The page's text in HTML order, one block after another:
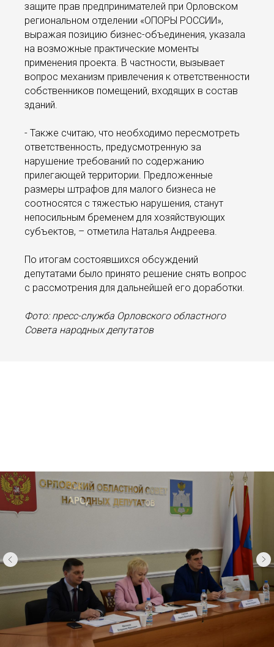
защите прав предпринимателей при Орловском
региональном отделении «ОПОРЫ РОССИИ»,
выражая позицию бизнес-объединения, указала
на возможные практические моменты
применения проекта. В частности, вызывает
вопрос механизм привлечения к ответственности
собственников помещений, входящих в состав
зданий.
- Также считаю, что необходимо пересмотреть
ответственность, предусмотренную за
нарушение требований по содержанию
прилегающей территории. Предложенные
размеры штрафов для малого бизнеса не
соотносятся с тяжестью нарушения, станут
непосильным бременем для хозяйствующих
субъектов, – отметила Наталья Андреева.
По итогам состоявшихся обсуждений
депутатами было принято решение снять вопрос
с рассмотрения для дальнейшей его доработки.
Фото: пресс-служба Орловского областного
Совета народных депутатов